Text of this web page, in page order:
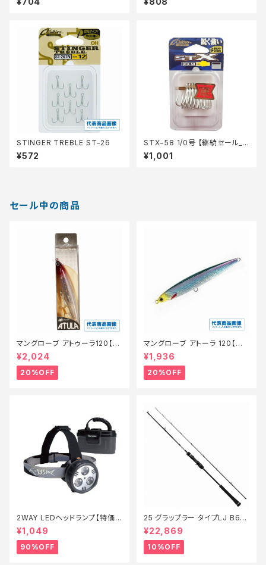
STINGER TREBLE ST-26
¥572
STX−58 1/0号 【継続セール_
仕掛】
¥1,001
セール中の商品
マングローブ アトゥーラ120【特
価ルアー】【20】
¥2,024
20%OFF
マングローブ アトーラ 120【特
価ルアー】【20】
¥1,936
20%OFF
2WAY LEDヘッドランプ【特価
装備】【90】
¥1,049
90%OFF
25 グラップラー タイプLJ B63-
3【継続セール_ロッド】【10】
¥22,869
10%OFF